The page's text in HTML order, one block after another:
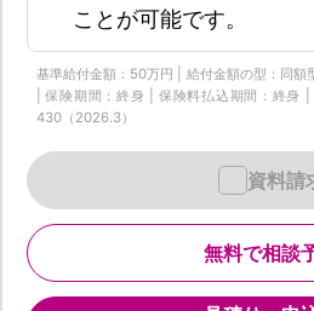
ことが可能です。
基準給付金額：50万円 | 給付金額の型：同額
| 保険期間：終身 | 保険料払込期間：終
430（2026.3）
無料で相談
資料請